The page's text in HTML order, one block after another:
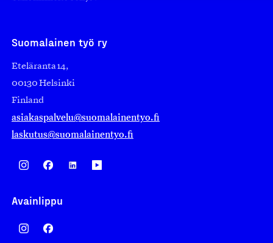
Suomalainen työ ry
Eteläranta 14,
00130 Helsinki
Finland
asiakaspalvelu@suomalainentyo.fi
laskutus@suomalainentyo.fi
Avainlippu